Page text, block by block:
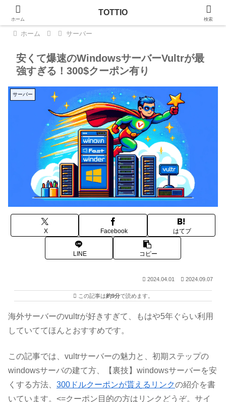
ホーム サーバー
安くて爆速のWindowsサーバーVultrが最
強すぎる！300$クーポン有り
サーバー
X Facebook はてブ
LINE コピー
2024.04.01 2024.09.07
この記事は約9分で読めます。
海外サーバーのvultrが好きすぎて、もはや5年ぐらい利用
していててほんとおすすめです。
この記事では、vultrサーバーの魅力と、初期ステップの
windowsサーバの建て方、【裏技】windowsサーバーを安
くする方法、 300ドルクーポンが貰えるリンクの紹介を書
いています。<=クーポン目的の方はリンクどうぞ。サイ
ホーム
TOTTIO
検索